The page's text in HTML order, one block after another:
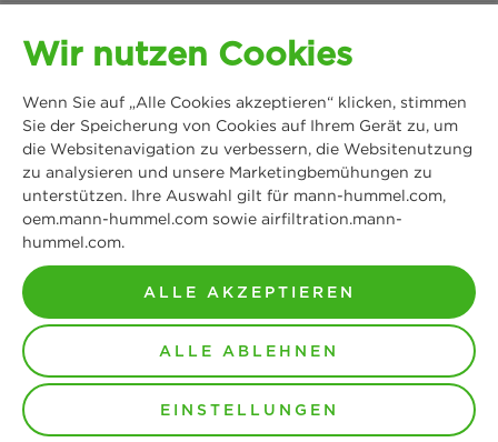
Standorte
Datenschutz
Cookie Einstellungen
Impressum
Rechtlicher Hinweis
Instagram
LinkedIn
YouTube
MANN+HUMMEL
Schwieberdinger Straße 126
71636 Ludwigsburg
Tel: +49 7141 98-0
Fax: +49 7141 98-2545
Kontakt aufnehmen
© Copyright 2021-2026 – Alle Inhalte, insbesondere Texte,
Fotografien und Grafiken sind urheberrechtlich geschützt.
Alle Rechte, einschließlich der Vervielfältigung,
Veröffentlichung, Bearbeitung und Übersetzung, bleiben
vorbehalten, MANN+HUMMEL.
Wir nutzen Cookies
Wenn Sie auf „Alle Cookies akzeptieren“ klicken, stimmen
Sie der Speicherung von Cookies auf Ihrem Gerät zu, um
die Websitenavigation zu verbessern, die Websitenutzung
zu analysieren und unsere Marketingbemühungen zu
unterstützen. Ihre Auswahl gilt für mann-hummel.com,
oem.mann-hummel.com sowie airfiltration.mann-
hummel.com.
ALLE AKZEPTIEREN
ALLE ABLEHNEN
EINSTELLUNGEN